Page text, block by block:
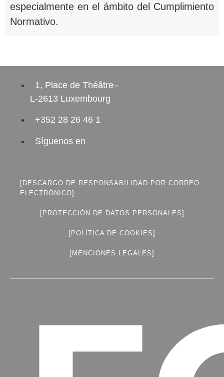
especialmente en el ámbito del Cumplimiento
Normativo.
1, Place de Théâtre–
L-2613 Luxembourg
+352 28 26 46 1
Síguenos en
[DESCARGO DE RESPONSABILIDAD POR CORREO
ELECTRÓNICO]
[PROTECCIÓN DE DATOS PERSONALES]
[POLÍTICA DE COOKIES]
[MENCIONES LEGALES]